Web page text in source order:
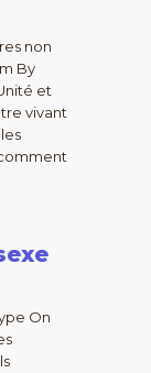
non
By
et
vivant
On